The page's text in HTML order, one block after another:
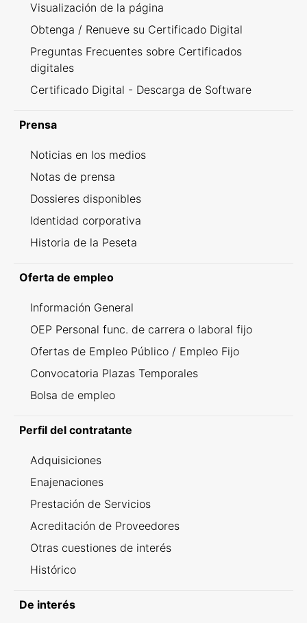
Visualización de la página
Obtenga / Renueve su Certificado Digital
Preguntas Frecuentes sobre Certificados
digitales
Certificado Digital - Descarga de Software
Prensa
Noticias en los medios
Notas de prensa
Dossieres disponibles
Identidad corporativa
Historia de la Peseta
Oferta de empleo
Información General
OEP Personal func. de carrera o laboral fijo
Ofertas de Empleo Público / Empleo Fijo
Convocatoria Plazas Temporales
Bolsa de empleo
Perfil del contratante
Adquisiciones
Enajenaciones
Prestación de Servicios
Acreditación de Proveedores
Otras cuestiones de interés
Histórico
De interés